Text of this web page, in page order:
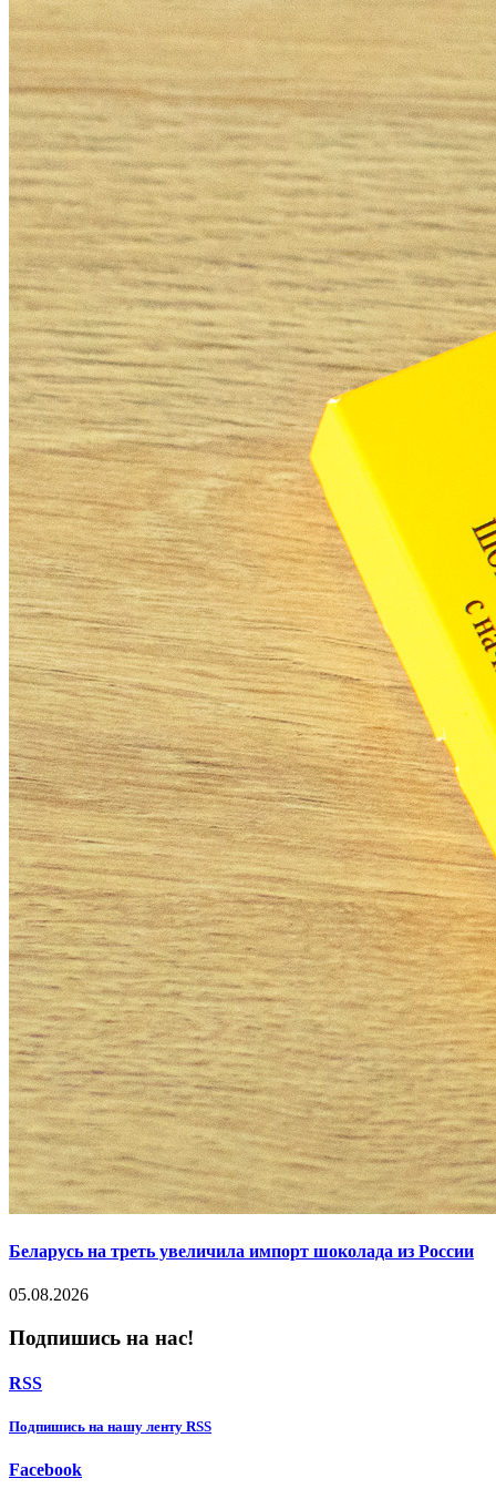
Беларусь на треть увеличила импорт шоколада из России
05.08.2026
Подпишись на нас!
RSS
Подпишиcь на нашу ленту RSS
Facebook